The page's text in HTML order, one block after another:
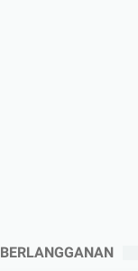
BERLANGGANAN